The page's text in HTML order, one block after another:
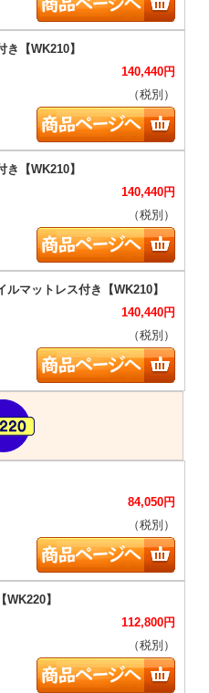
140,440円
（税別）
140,440円
（税別）
140,440円
（税別）
84,050円
（税別）
112,800円
（税別）